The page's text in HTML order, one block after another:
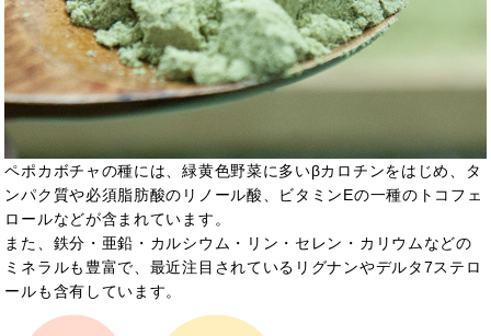
ペポカボチャの種には、緑黄色野菜に多いβカロチンをはじめ、タ
ンパク質や必須脂肪酸のリノール酸、ビタミンEの一種のトコフェ
ロールなどが含まれています。
また、鉄分・亜鉛・カルシウム・リン・セレン・カリウムなどの
ミネラルも豊富で、最近注目されているリグナンやデルタ7ステロ
ールも含有しています。